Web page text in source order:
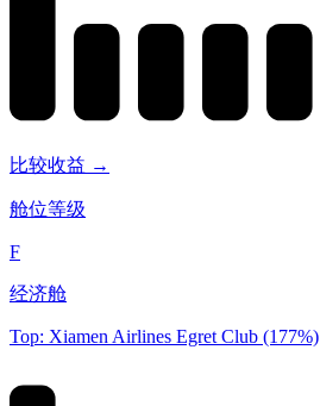
比较收益 →
舱位等级
F
经济舱
Top: Xiamen Airlines Egret Club (177%)